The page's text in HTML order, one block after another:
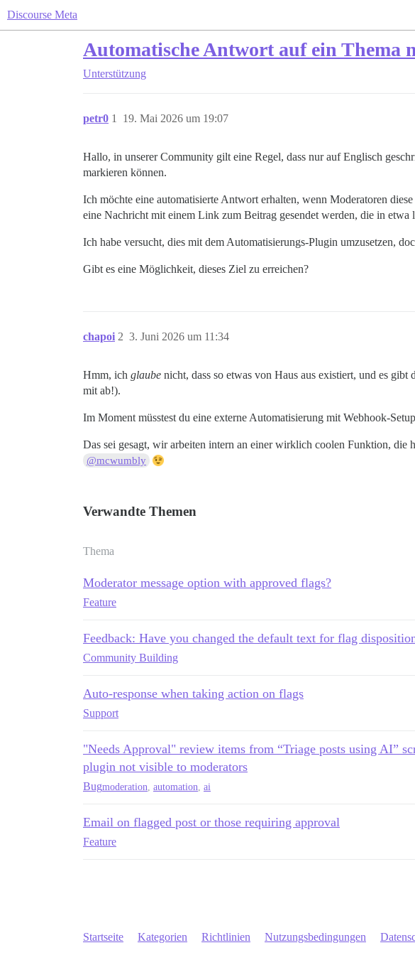
Discourse Meta
Automatische Antwort auf ein Thema
Unterstützung
petr0 19. Mai 2026 um 19:07
1
Hallo, in unserer Community gilt eine Regel, dass nur auf Englisch
markieren können.
Ich möchte eine automatisierte Antwort erhalten, wenn Moderatoren
eine Nachricht mit einem Link zum Beitrag gesendet werden, die in
Ich habe versucht, dies mit dem Automatisierungs-Plugin umzusetzen,
Gibt es eine Möglichkeit, dieses Ziel zu erreichen?
chapoi 3. Juni 2026 um 11:34
2
Hmm, ich glaube nicht, dass so etwas von Haus aus existiert, und es gibt
mit ab!).
Im Moment müsstest du eine externe Automatisierung mit Webhook-
Das sei gesagt, wir arbeiten intern an einer wirklich coolen Funktion,
@mcwumbly
Verwandte Themen
Thema
Moderator message option with approved flags?
Feature
Feedback: Have you changed the default text for flag
Community Building
Auto-response when taking action on flags
Support
"Needs Approval" review items from “Triage posts using AI”
plugin not visible to moderators
Bugmoderation automation ai
Email on flagged post or those requiring approval
Feature
Startseite Kategorien Richtlinien Nutzungsbedingungen